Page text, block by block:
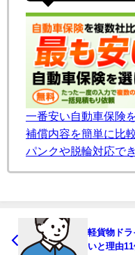
一番安い自動車保険
補償内容を簡単に比
パンクや脱輪対応で
軽貨物ド
いと理由